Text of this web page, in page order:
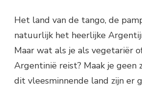
Het land van de tango, de
natuurlijk het heerlijke
Maar wat als je als vegetariër
Argentinië reist? Maak je geen
dit vleesminnende land zijn er